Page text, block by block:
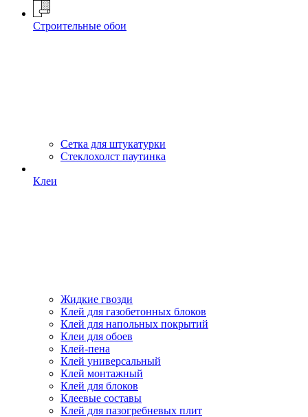
Строительные обои
Сетка для штукатурки
Стеклохолст паутинка
Клеи
Жидкие гвозди
Клей для газобетонных блоков
Клей для напольных покрытий
Клеи для обоев
Клей-пена
Клей универсальный
Клей монтажный
Клей для блоков
Клеевые составы
Клей для пазогребневых плит